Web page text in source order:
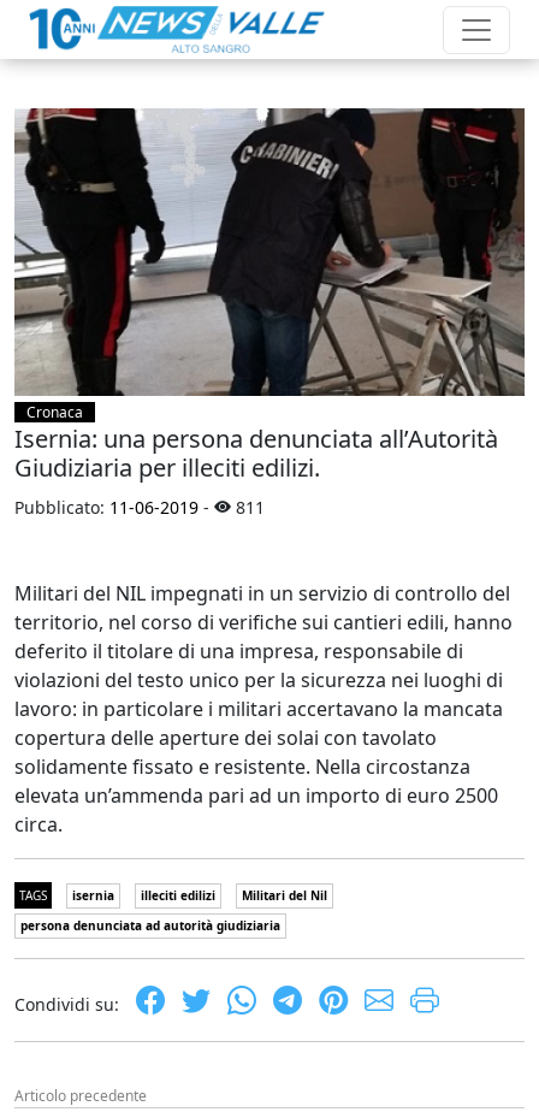
Cronaca
Isernia: una persona denunciata all’Autorità
Giudiziaria per illeciti edilizi.
Pubblicato: 11-06-2019 - 811
Militari del NIL impegnati in un servizio di controllo del
territorio, nel corso di verifiche sui cantieri edili, hanno
deferito il titolare di una impresa, responsabile di
violazioni del testo unico per la sicurezza nei luoghi di
lavoro: in particolare i militari accertavano la mancata
copertura delle aperture dei solai con tavolato
solidamente fissato e resistente. Nella circostanza
elevata un’ammenda pari ad un importo di euro 2500
circa.
TAGS isernia illeciti edilizi
Militari del Nil
persona denunciata ad autorità giudiziaria
Condividi su:
Articolo precedente